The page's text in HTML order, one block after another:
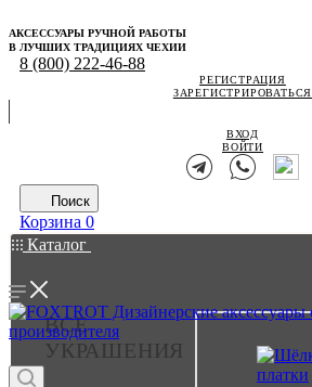
АКСЕССУАРЫ РУЧНОЙ РАБОТЫ
В ЛУЧШИХ ТРАДИЦИЯХ ЧЕХИИ
8 (800) 222-46-88
РЕГИСТРАЦИЯ
ЗАРЕГИСТРИРОВАТЬСЯ
ВХОД
ВОЙТИ
Поиск
Корзина 0
Каталог
ВСЕ
УКРАШЕНИЯ